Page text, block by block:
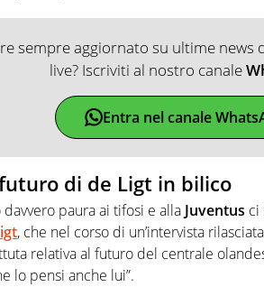
sempre aggiornato su ultime news
live? Iscriviti al nostro canale
Entra nel canale
di de Ligt in bilico
paura ai tifosi e alla Juventus ci
, che nel corso di un’intervista
relativa al futuro del centrale
lo pensi anche lui”.